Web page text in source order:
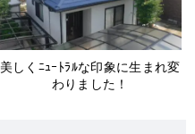
美しくﾆｭｰﾄﾗﾙな印象に生まれ変
わりました！